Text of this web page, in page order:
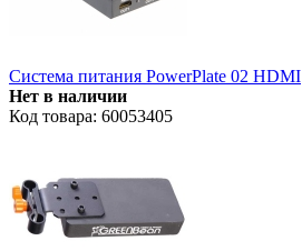
Система питания PowerPlate 02 HDMI
Нет в наличии
Код товара: 60053405